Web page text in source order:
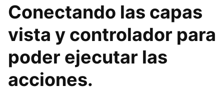
Conectando las capas
vista y controlador para
poder ejecutar las
acciones.